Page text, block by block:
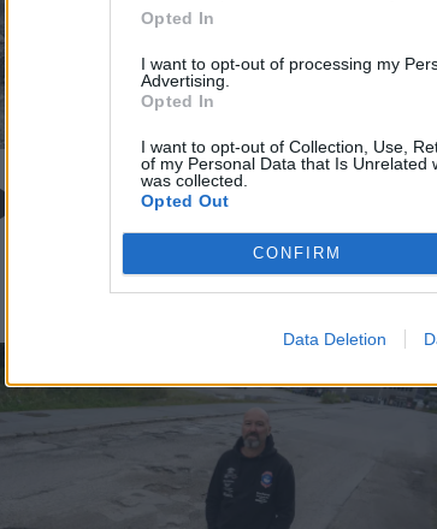
Opted In
I want to opt-out of processing my
Advertising.
Opted In
I want to opt-out of Collection, Use,
of my Personal Data that Is Unrelated
was collected.
Opted Out
CONFIRM
Data Deletion
bilde av ditt